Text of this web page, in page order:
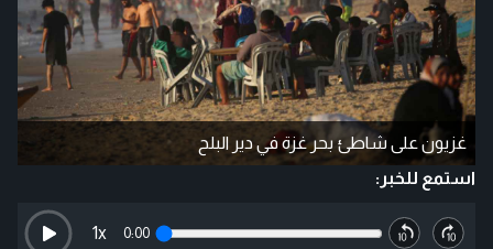
غزيون على شاطئ بحر غزة في دير البلح
استمع للخبر:
0:00
1x